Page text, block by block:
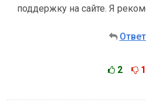
поддержку на сайте. Я
2 1